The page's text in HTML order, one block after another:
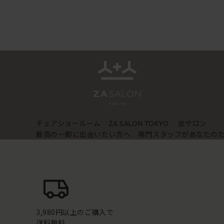
チェアショールーム ZA SALON TOKYO
坐サロン
最高の一脚に出会いたい方へ 専門スタッフがあなたの
3,980円以上のご購入で